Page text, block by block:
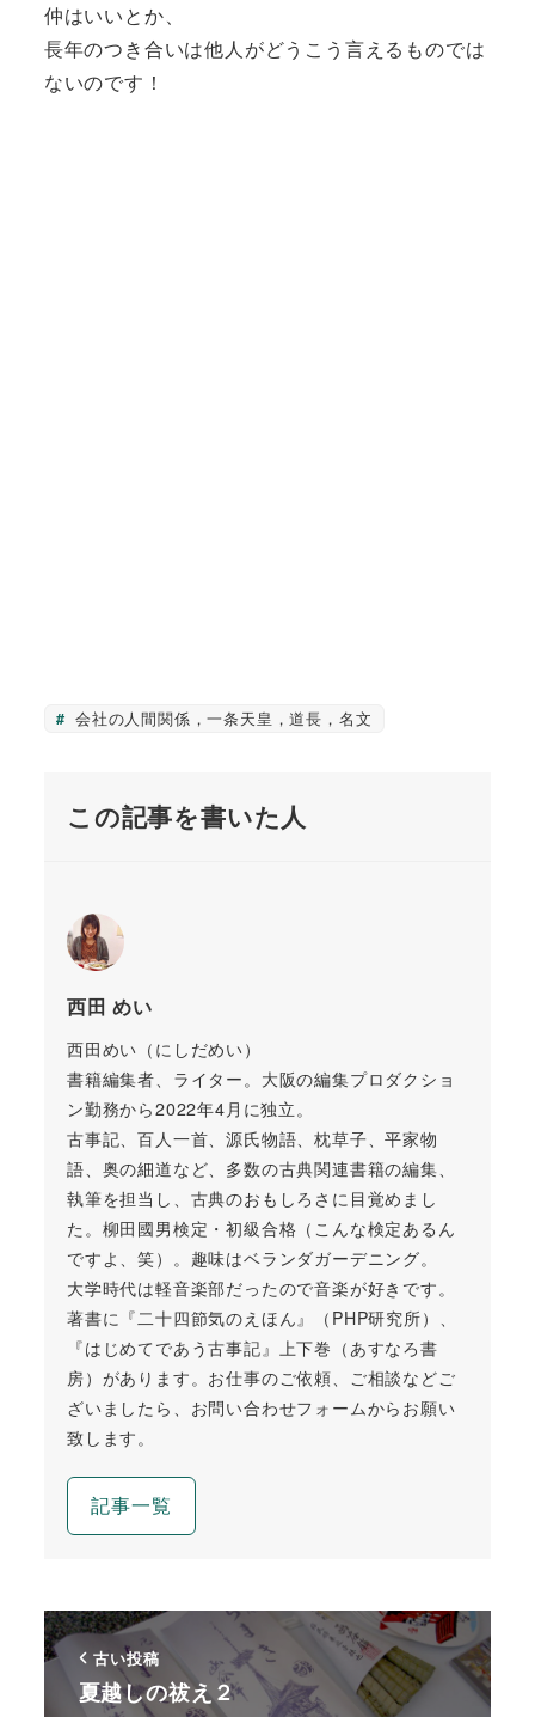
仲はいいとか、
長年のつき合いは他人がどうこう言えるものでは
ないのです！
会社の人間関係，一条天皇，道長，名文
この記事を書いた人
西田 めい
西田めい（にしだめい）
書籍編集者、ライター。大阪の編集プロダクショ
ン勤務から2022年4月に独立。
古事記、百人一首、源氏物語、枕草子、平家物
語、奥の細道など、多数の古典関連書籍の編集、
執筆を担当し、古典のおもしろさに目覚めまし
た。柳田國男検定・初級合格（こんな検定あるん
ですよ、笑）。趣味はベランダガーデニング。
大学時代は軽音楽部だったので音楽が好きです。
著書に『二十四節気のえほん』（PHP研究所）、
『はじめてであう古事記』上下巻（あすなろ書
房）があります。お仕事のご依頼、ご相談などご
ざいましたら、お問い合わせフォームからお願い
致します。
記事一覧
古い投稿
夏越しの祓え２